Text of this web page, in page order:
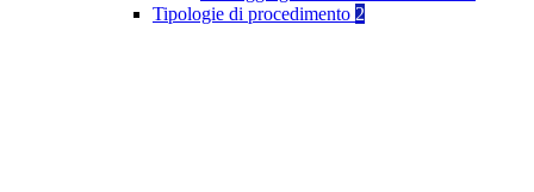
Tipologie di procedimento 2